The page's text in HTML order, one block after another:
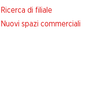
Ricerca di filiale
Nuovi spazi commerciali